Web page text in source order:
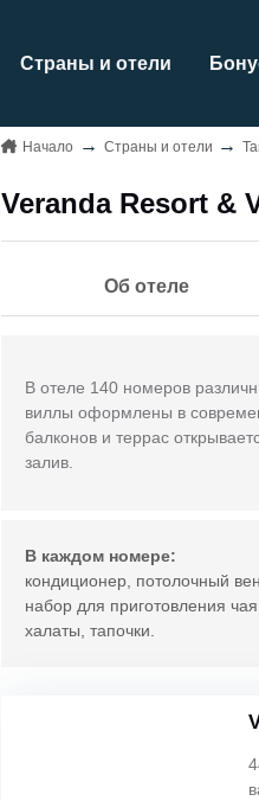
Страны и отели
Начало Страны и отели
Veranda Resort &
Об отеле
В отеле 140 номеров
виллы оформлены в
балконов и террас
залив.
В каждом номере:
кондиционер, потолочный
набор для приготовления
халаты, тапочки.